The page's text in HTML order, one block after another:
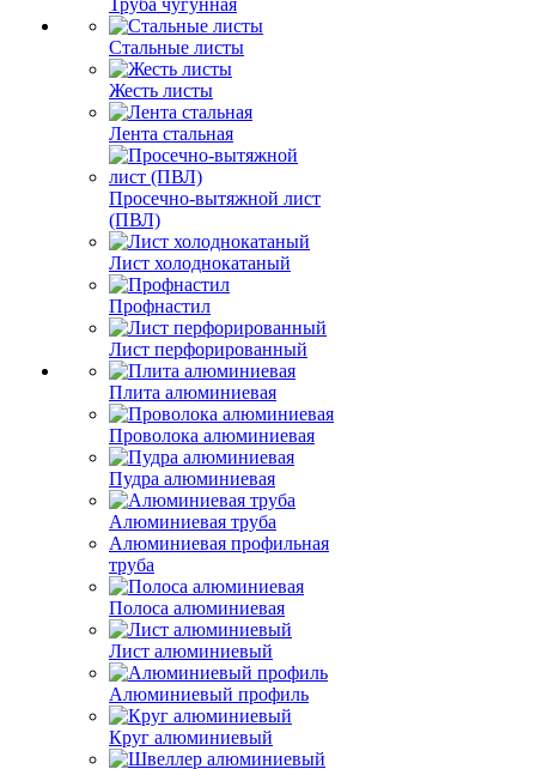
Труба чугунная
Стальные листы
Жесть листы
Лента стальная
Просечно-вытяжной лист
(ПВЛ)
Лист холоднокатаный
Профнастил
Лист перфорированный
Плита алюминиевая
Проволока алюминиевая
Пудра алюминиевая
Алюминиевая труба
Алюминиевая профильная
труба
Полоса алюминиевая
Лист алюминиевый
Алюминиевый профиль
Круг алюминиевый